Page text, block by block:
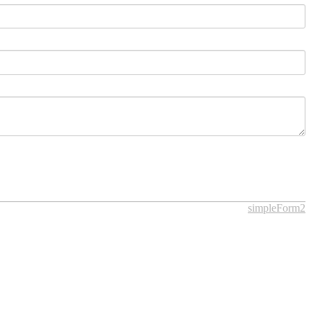
simpleForm2